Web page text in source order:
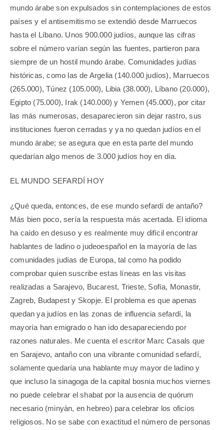
mundo árabe son expulsados sin contemplaciones de estos
países y el antisemitismo se extendió desde Marruecos
hasta el Líbano. Unos 900.000 judíos, aunque las cifras
sobre el número varían según las fuentes, partieron para
siempre de un hostil mundo árabe. Comunidades judías
históricas, como las de Argelia (140.000 judíos), Marruecos
(265.000), Túnez (105.000), Libia (38.000), Líbano (20.000),
Egipto (75.000), Irak (140.000) y Yemen (45.000), por citar
las más numerosas, desaparecieron sin dejar rastro, sus
instituciones fueron cerradas y ya no quedan judíos en el
mundo árabe; se asegura que en esta parte del mundo
quedarían algo menos de 3.000 judíos hoy en día.
EL MUNDO SEFARDÍ HOY
¿Qué queda, entonces, de ese mundo sefardí de antaño?
Más bien poco, sería la respuesta más acertada. El idioma
ha caído en desuso y es realmente muy difícil encontrar
hablantes de ladino o judeoespañol en la mayoría de las
comunidades judías de Europa, tal como ha podido
comprobar quien suscribe estas líneas en las visitas
realizadas a Sarajevo, Bucarest, Trieste, Sofía, Monastir,
Zagreb, Budapest y Skopje. El problema es que apenas
quedan ya judíos en las zonas de influencia sefardí, la
mayoría han emigrado o han ido desapareciendo por
razones naturales. Me cuenta el escritor Marc Casals que
en Sarajevo, antaño con una vibrante comunidad sefardí,
solamente quedaría una hablante muy mayor de ladino y
que incluso la sinagoga de la capital bosnia muchos viernes
no puede celebrar el shabat por la ausencia de quórum
necesario (minyàn, en hebreo) para celebrar los oficios
religiosos. No se sabe con exactitud el número de personas